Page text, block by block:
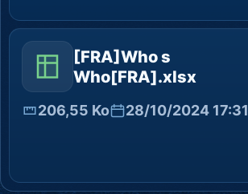
[FRA]Who s
Who[FRA].xlsx
206,55 Ko 28/10/2024 17:31